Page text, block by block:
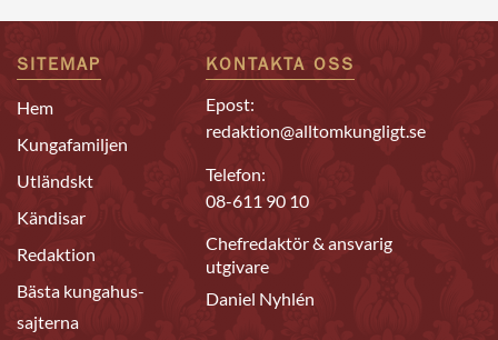
SITEMAP
Hem
Kungafamiljen
Utländskt
Kändisar
Redaktion
Bästa kungahus-
sajterna
KONTAKTA OSS
Epost:
redaktion@alltomkungligt.se
Telefon:
08-611 90 10
Chefredaktör & ansvarig
utgivare
Daniel Nyhlén